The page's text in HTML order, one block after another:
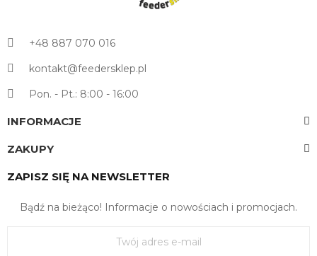
+48 887 070 016
kontakt@feedersklep.pl
Pon. - Pt.: 8:00 - 16:00
INFORMACJE
ZAKUPY
ZAPISZ SIĘ NA NEWSLETTER
Bądź na bieżąco! Informacje o nowościach i promocjach.